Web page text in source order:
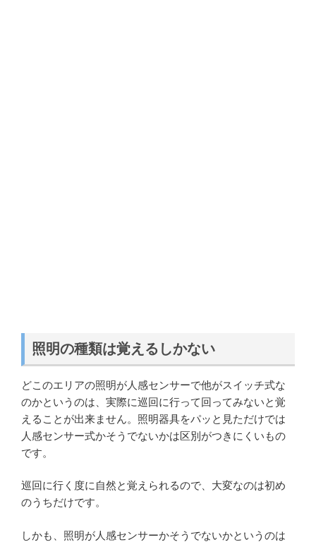
照明の種類は覚えるしかない
どこのエリアの照明が人感センサーで他がスイッチ式な
のかというのは、実際に巡回に行って回ってみないと覚
えることが出来ません。照明器具をパッと見ただけでは
人感センサー式かそうでないかは区別がつきにくいもの
です。
巡回に行く度に自然と覚えられるので、大変なのは初め
のうちだけです。
しかも、照明が人感センサーかそうでないかというのは